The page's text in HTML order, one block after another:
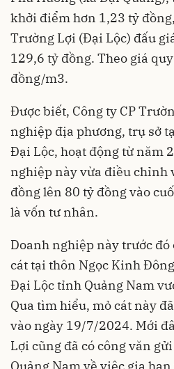
khởi điểm hơn 1,23 tỷ
Trường Lợi (Đại Lộc) đấu
129,6 tỷ đồng. Theo giá
đồng/m3.
Được biết, Công ty CP
nghiệp địa phương, trụ sở
Đại Lộc, hoạt động từ năm
nghiệp này vừa điều chỉnh
đồng lên 80 tỷ đồng vào
là vốn tư nhân.
Doanh nghiệp này trước đó
cát tại thôn Ngọc Kinh
Đại Lộc tỉnh Quảng Nam
Qua tìm hiểu, mỏ cát này
vào ngày 19/7/2024. Mới
Lợi cũng đã có công văn
Quảng Nam về việc gia